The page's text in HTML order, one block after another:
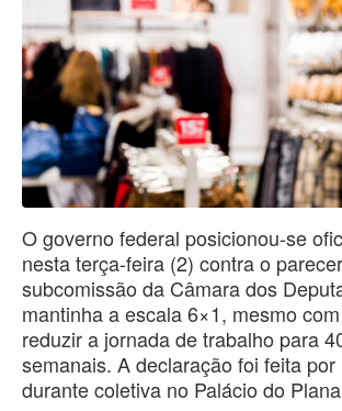
O governo federal posicionou-se
nesta terça-feira (2) contra o
subcomissão da Câmara dos
mantinha a escala 6×1, mesmo
reduzir a jornada de trabalho para
semanais. A declaração foi feita
durante coletiva no Palácio do